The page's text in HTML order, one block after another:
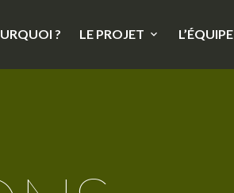
? LE PROJET L’ÉQUIPE